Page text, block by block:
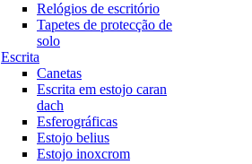
Relógios de escritório
Tapetes de protecção de
solo
Escrita
Canetas
Escrita em estojo caran
dach
Esferográficas
Estojo belius
Estojo inoxcrom